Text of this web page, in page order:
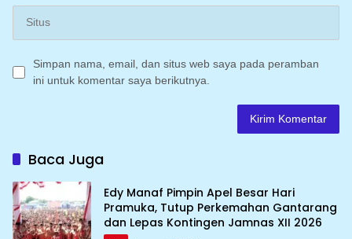
Simpan nama, email, dan situs web saya pada peramban
ini untuk komentar saya berikutnya.
Baca Juga
Edy Manaf Pimpin Apel Besar Hari
Pramuka, Tutup Perkemahan Gantarang
dan Lepas Kontingen Jamnas XII 2026